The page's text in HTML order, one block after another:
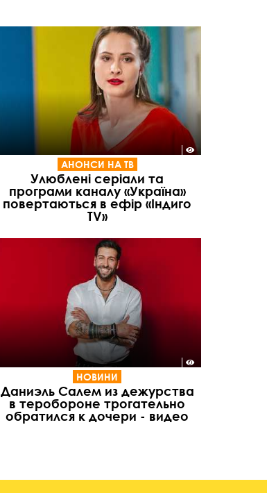
АНОНСИ НА ТВ
Улюблені серіали та
програми каналу «Україна»
повертаються в ефір «Індиго
TV»
НОВИНИ
Даниэль Салем из дежурства
в теробороне трогательно
обратился к дочери - видео